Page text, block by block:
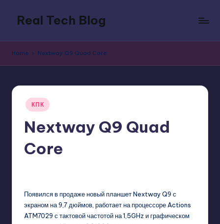
content
Real Tech Blog
on
and
digital
policy.
Home Nextway Q9 Quad Core
Posted
in
КПК
Nextway Q9 Quad
Core
Появился в продаже новый планшет Nextway Q9 с
экраном на 9,7 дюймов, работает на процессоре Actions
ATM7029 с тактовой частотой на 1,5GHz и графическом